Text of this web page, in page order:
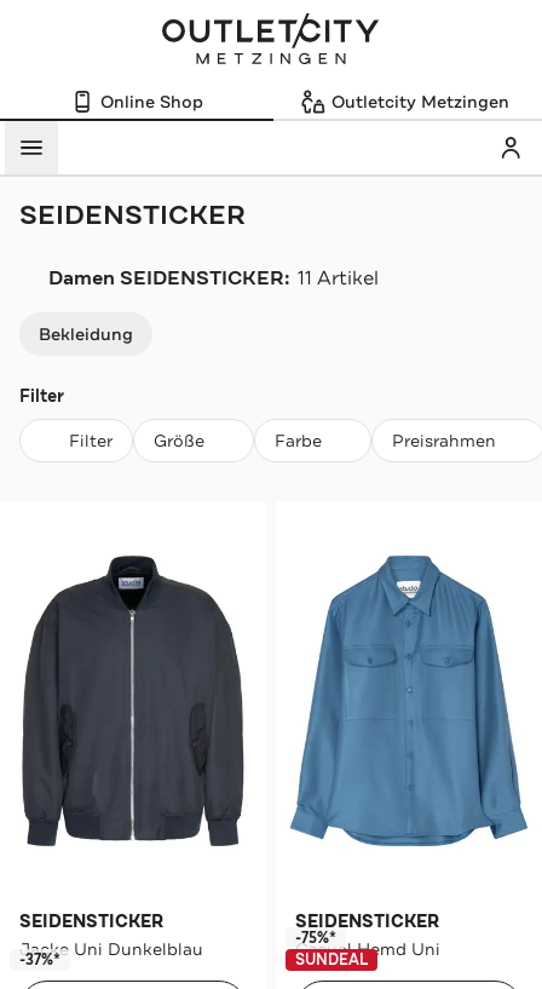
Online Shop Outletcity Metzingen
Menü
SEIDENSTICKER
Damen SEIDENSTICKER: 11 Artikel
Bekleidung
Filter
Filter Größe Farbe Preisrahmen
SEIDENSTICKER
Jacke Uni Dunkelblau
-37%*
SEIDENSTICKER
Casual Hemd Uni
-75%*
SUNDEAL